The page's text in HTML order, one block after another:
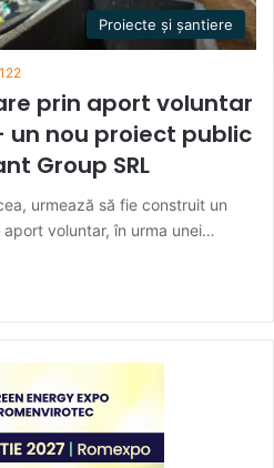
Proiecte și șantiere
prin aport voluntar
un nou proiect public
Group SRL
urmează să fie construit un
voluntar, în urma unei…